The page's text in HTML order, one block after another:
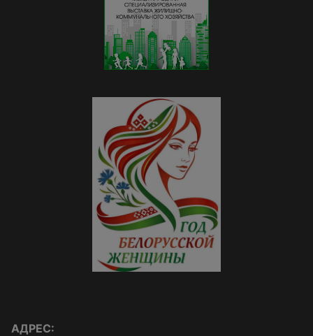
АДРЕС: